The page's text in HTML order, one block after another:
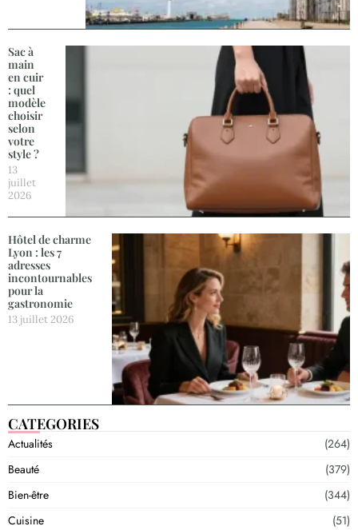
Sac à
main
en cuir
: quel
modèle
choisir
selon
votre
style ?
13
juillet
2026
Hôtel de charme
Lyon : les 7
adresses
incontournables
pour la
gastronomie
13 juillet 2026
CATEGORIES
Actualités
(264)
Beauté
(379)
Bien-être
(344)
Cuisine
(51)